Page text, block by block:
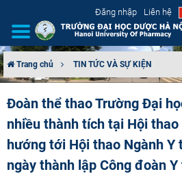
Đăng nhập Liên hệ
CƠ CẤU TỔ CHỨC
TUYỂN SINH
Trang chủ TIN TỨC VÀ SỰ KIỆN
Đoàn thể thao Trường Đại
nhiều thành tích tại Hội
hướng tới Hội thao Ngành Y
ngày thành lập Công đoàn